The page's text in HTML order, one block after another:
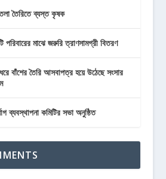
তৈরিতে ব্যস্ত কৃষক
পরিবারের মাঝে জরুরি ত্রাণসামগ্রী বিতরণ
বাঁশের তৈরি আসবাপত্র হয়ে উঠেছে সংসার
ব্যবস্থাপনা কমিটির সভা অনুষ্ঠিত